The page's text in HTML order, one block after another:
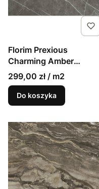
Florim Prexious
Charming Amber
60x120 mat 9mm gres
marmur
299,00 zł / m2
Do koszyka